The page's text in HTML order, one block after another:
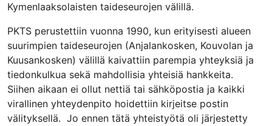
Kymenlaaksolaisten taideseurojen välillä.
PKTS perustettiin vuonna 1990, kun erityisesti alueen
suurimpien taideseurojen (Anjalankosken, Kouvolan ja
Kuusankosken) välillä kaivattiin parempia yhteyksiä ja
tiedonkulkua sekä mahdollisia yhteisiä hankkeita.
Siihen aikaan ei ollut nettiä tai sähköpostia ja kaikki
virallinen yhteydenpito hoidettiin kirjeitse postin
välityksellä. Jo ennen tätä yhteistyötä oli järjestetty